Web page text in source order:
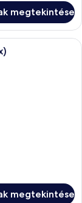
megtekintése
két ággyal,
megtekintése